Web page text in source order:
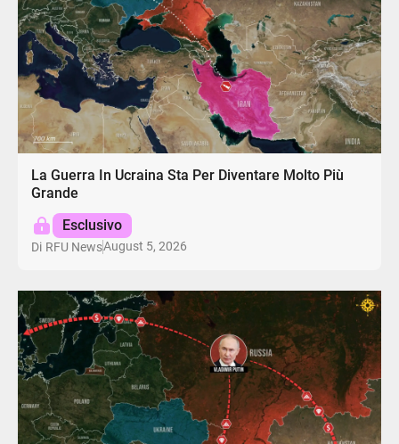
La Guerra In Ucraina Sta Per Diventare Molto Più
Grande
Esclusivo
Di RFU NewsAugust 5, 2026